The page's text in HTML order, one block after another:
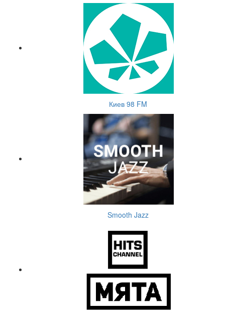
Киев 98 FM
Smooth Jazz